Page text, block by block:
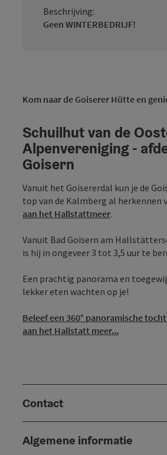
Beschrijving:
Geen WINTERBEDRIJF!
Kom naar de Goiserer Hütte en
Schuilhut van de
Alpenvereniging -
Goisern
Vanuit het Goisererdal kun je de
top van de Kalmberg al herkennen
aan het Hallstattmeer.
Vanuit Bad Goisern am
is hij in ongeveer 3 tot 3,5 uur te
Een prachtig panorama en
lekker eten wachten op je!
Beleef een 360° panoramische
aan het Hallstatt meer...
Contact
Algemene informatie